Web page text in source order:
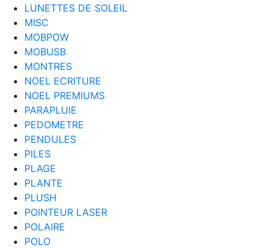
LUNETTES DE SOLEIL
MISC
MOBPOW
MOBUSB
MONTRES
NOEL ECRITURE
NOEL PREMIUMS
PARAPLUIE
PEDOMETRE
PENDULES
PILES
PLAGE
PLANTE
PLUSH
POINTEUR LASER
POLAIRE
POLO